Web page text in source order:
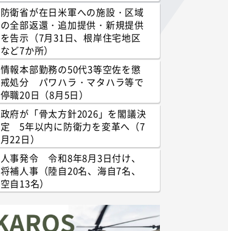
防衛省が在日米軍への施設・区域
の全部返還・追加提供・新規提供
を告示（7月31日、根岸住宅地区
など7か所）
情報本部勤務の50代3等空佐を懲
戒処分 パワハラ・マタハラ等で
停職20日（8月5日）
政府が「骨太方針2026」を閣議決
定 5年以内に防衛力を変革へ（7
月22日）
人事発令 令和8年8月3日付け、
将補人事（陸自20名、海自7名、
空自13名）